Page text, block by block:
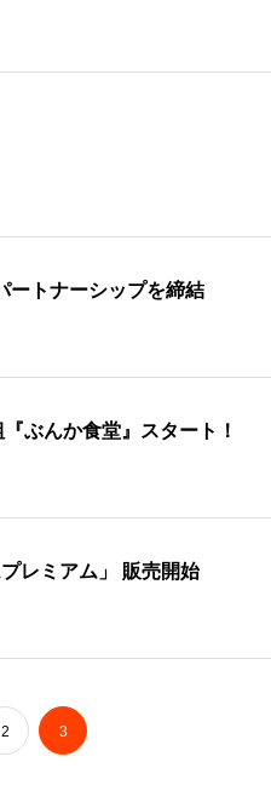
ートナーシップを締結
ぶんか食堂』スタート！
レミアム」 販売開始
2 3